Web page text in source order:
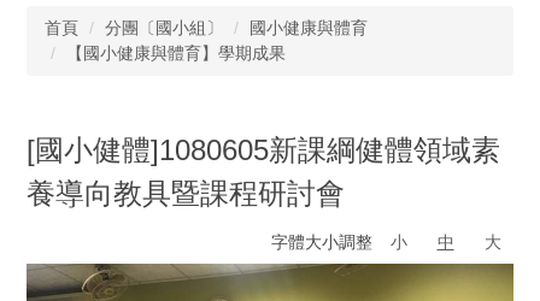
首頁 分團〔國小組〕
國小健康與體育
【國小健康與體育】學期成果
[國小健體]1080605新課綱健體領域素
養導向教具暨課程研討會
字體大小調整 小 中 大